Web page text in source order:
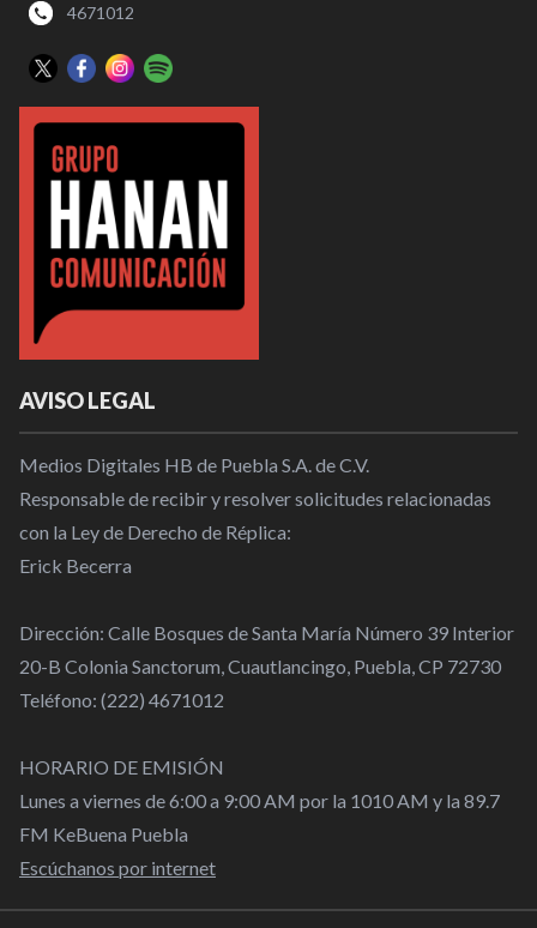
4671012
AVISO LEGAL
Medios Digitales HB de Puebla S.A. de C.V.
Responsable de recibir y resolver solicitudes relacionadas
con la Ley de Derecho de Réplica:
Erick Becerra
Dirección: Calle Bosques de Santa María Número 39 Interior
20-B Colonia Sanctorum, Cuautlancingo, Puebla, CP 72730
Teléfono: (222) 4671012
HORARIO DE EMISIÓN
Lunes a viernes de 6:00 a 9:00 AM por la 1010 AM y la 89.7
FM KeBuena Puebla
Escúchanos por internet